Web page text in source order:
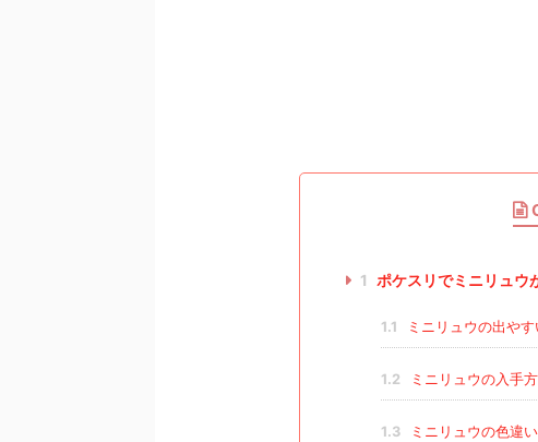
1 ポケスリでミニリュウ
1.1 ミニリュウの出や
1.2 ミニリュウの入手
1.3 ミニリュウの色違